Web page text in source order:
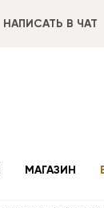
НАПИСАТЬ В ЧАТ
МАГАЗИН